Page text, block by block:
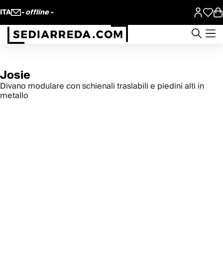
ITA - offline -
Josie
Divano modulare con schienali traslabili e piedini alti in
metallo